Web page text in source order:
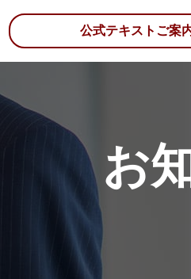
お
公式テキストご案